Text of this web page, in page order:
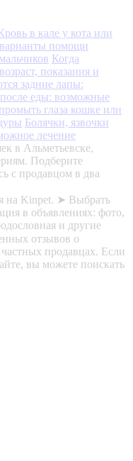
в кале у кота или
помощи
Когда
показания и
задние лапы:
еды: возможные
глаза кошке или
Болячки, язвочки
лечение
в Альметьевске,
Подберите
с продавцом в два
на Kinpet. ➤ Выбрать
в объявлениях: фото,
и другие
отзывов о
продавцах. Если
вы можете поискать